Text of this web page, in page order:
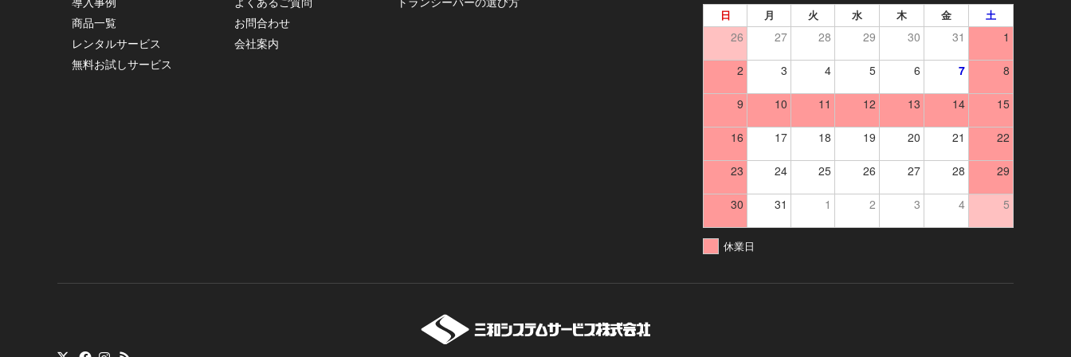
商品一覧
レンタルサービス
無料お試しサービス
お問合わせ
会社案内
日 月 火 水 木 金 土
26 27 28 29 30 31 1
2 3 4 5 6 7 8
9 10 11 12 13 14 15
16 17 18 19 20 21 22
23 24 25 26 27 28 29
30 31 1 2 3 4 5
休業日